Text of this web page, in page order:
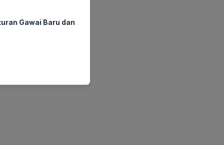
Gawai Baru dan